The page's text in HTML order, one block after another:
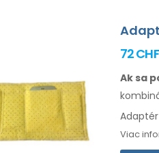
72 CHF
Ak sa
Viac